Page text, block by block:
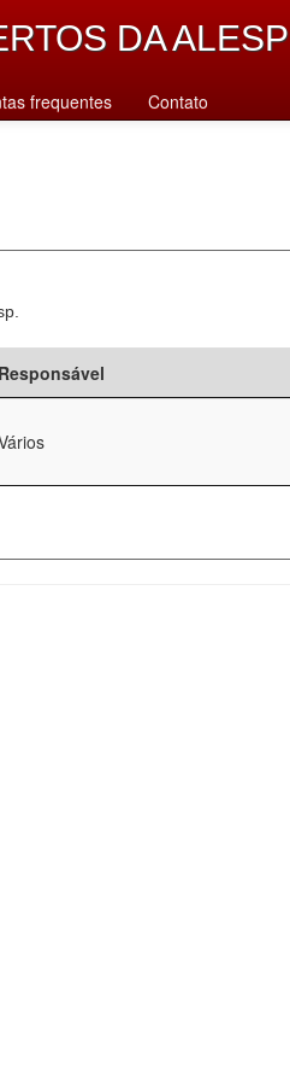
DA ALESP
frequentes Contato
Responsável